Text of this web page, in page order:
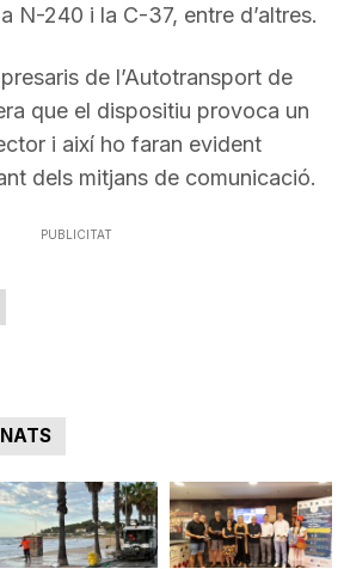
N-240 i la C-37, entre d’altres.
de l’Autotransport de
que el dispositiu provoca un
i així ho faran evident
dels mitjans de comunicació.
PUBLICITAT